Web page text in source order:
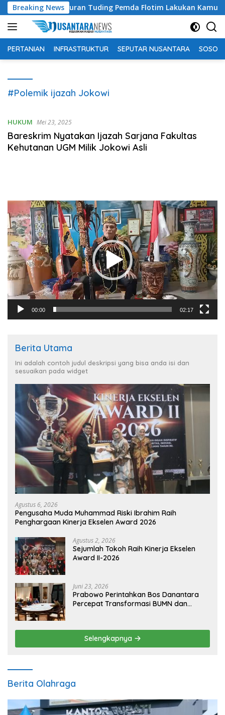
Langsung
ke
konten
Breaking News
Lamawuran Tuding Pemda Flotim Lakukan Kamuflase
PERTANIAN INFRASTRUKTUR SEPUTAR NUSANTARA SOSOK
#Polemik ijazah Jokowi
HUKUM Mei 23, 2025
Bareskrim Nyatakan Ijazah Sarjana Fakultas
Kehutanan UGM Milik Jokowi Asli
Pemutar
Video
00:00 02:17
Berita Utama
Ini adalah contoh judul deskripsi yang bisa anda isi dan
sesuaikan pada widget
Agustus 6, 2026
Pengusaha Muda Muhammad Riski Ibrahim Raih
Penghargaan Kinerja Ekselen Award 2026
Agustus 2, 2026
Sejumlah Tokoh Raih Kinerja Ekselen
Award II-2026
Juni 23, 2026
Prabowo Perintahkan Bos Danantara
Percepat Transformasi BUMN dan
Selengkapnya
Berita Olahraga